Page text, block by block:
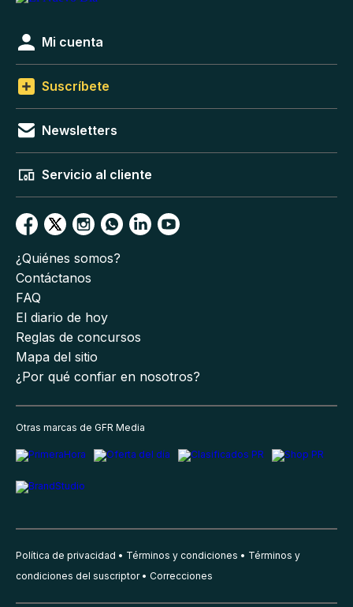
Mi cuenta
Suscríbete
Newsletters
Servicio al cliente
¿Quiénes somos?
Contáctanos
FAQ
El diario de hoy
Reglas de concursos
Mapa del sitio
¿Por qué confiar en nosotros?
Otras marcas de GFR Media
Política de privacidad Términos y condiciones
Términos y
condiciones del suscriptor
Correcciones